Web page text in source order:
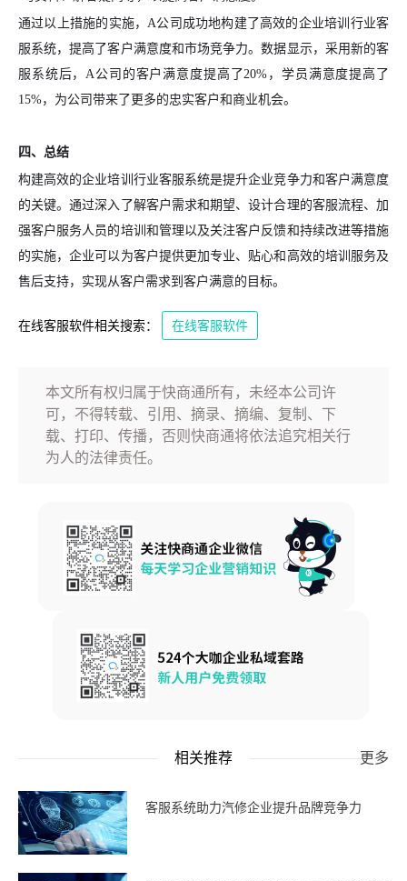
通过以上措施的实施，A公司成功地构建了高效的企业培训行业客
服系统，提高了客户满意度和市场竞争力。数据显示，采用新的客
服系统后，A公司的客户满意度提高了20%，学员满意度提高了
15%，为公司带来了更多的忠实客户和商业机会。
四、总结
构建高效的企业培训行业客服系统是提升企业竞争力和客户满意度
的关键。通过深入了解客户需求和期望、设计合理的客服流程、加
强客户服务人员的培训和管理以及关注客户反馈和持续改进等措施
的实施，企业可以为客户提供更加专业、贴心和高效的培训服务及
售后支持，实现从客户需求到客户满意的目标。
在线客服软件相关搜索： 在线客服软件
本文所有权归属于快商通所有，未经本公司许
可，不得转载、引用、摘录、摘编、复制、下
载、打印、传播，否则快商通将依法追究相关行
为人的法律责任。
相关推荐 更多
客服系统助力汽修企业提升品牌竞争力